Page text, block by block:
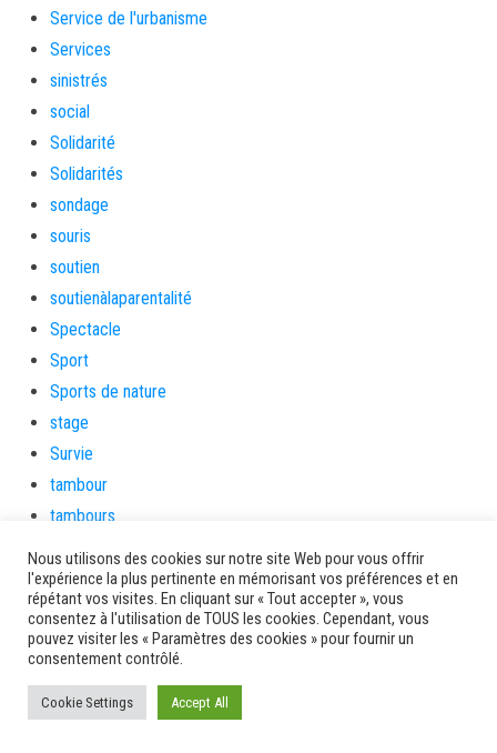
Service de l'urbanisme
Services
sinistrés
social
Solidarité
Solidarités
sondage
souris
soutien
soutienàlaparentalité
Spectacle
Sport
Sports de nature
stage
Survie
tambour
tambours
tempetetropicale
Terres de patrimoine et de culture
Terres gourmandes
théâtre
Tourisme
toussaint
Nous utilisons des cookies sur notre site Web pour vous offrir
l'expérience la plus pertinente en mémorisant vos préférences et en
répétant vos visites. En cliquant sur « Tout accepter », vous
consentez à l'utilisation de TOUS les cookies. Cependant, vous
pouvez visiter les « Paramètres des cookies » pour fournir un
consentement contrôlé.
Cookie Settings Accept All